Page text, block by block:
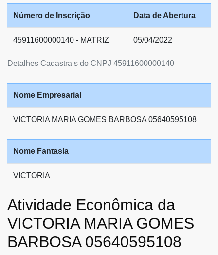
Detalhes Cadastrais do CNPJ 45911600000140
Número de Inscrição Data de Abertura
45911600000140 - MATRIZ 05/04/2022
Nome Empresarial
VICTORIA MARIA GOMES BARBOSA 05640595108
Nome Fantasia
VICTORIA
Atividade Econômica da
VICTORIA MARIA GOMES
BARBOSA 05640595108